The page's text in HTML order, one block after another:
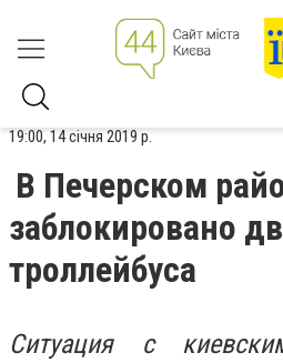
19:00, 14 січня 2019 р.
В Печерском
заблокировано
троллейбуса
Ситуация с